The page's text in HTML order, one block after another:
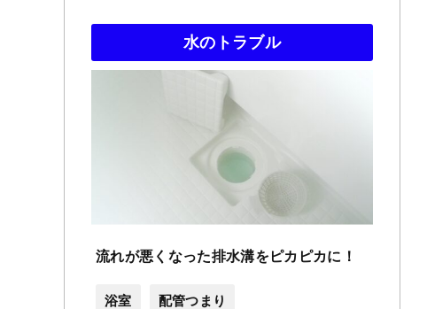
水のトラブル
流れが悪くなった排水溝をピカピカに！
浴室 配管つまり